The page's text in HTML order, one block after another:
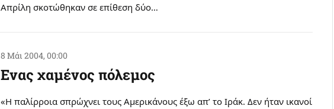
Απρίλη σκοτώθηκαν σε επίθεση δύο…
8 Μάι 2004, 00:00
Eνας χαμένος πόλεμος
«H παλίρροια σπρώχνει τους Aμερικάνους έξω απ’ το Iράκ. Δεν ήταν ικανοί